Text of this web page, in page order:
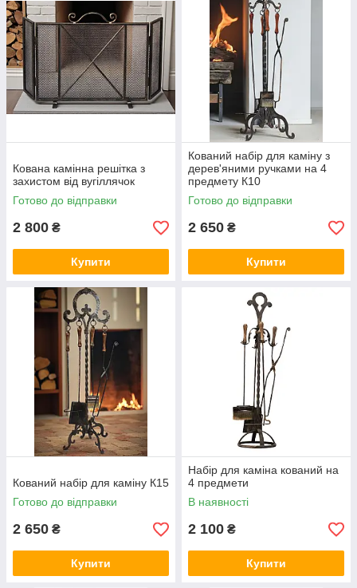
Кована камінна решітка з
захистом від вугіллячок
Готово до відправки
2 800 ₴
Купити
Кований набір для каміну з
дерев'яними ручками на 4
предмету К10
Готово до відправки
2 650 ₴
Купити
Кований набір для каміну К15
Готово до відправки
2 650 ₴
Купити
Набір для каміна кований на
4 предмети
В наявності
2 100 ₴
Купити